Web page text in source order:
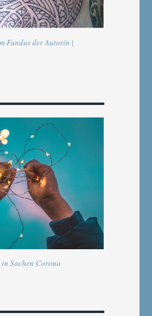
Fundus der Autorin |
Sachen Corona